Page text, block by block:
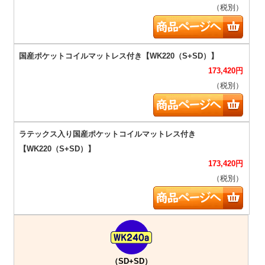
（税別）
173,420円
（税別）
173,420円
（税別）
（SD+SD）